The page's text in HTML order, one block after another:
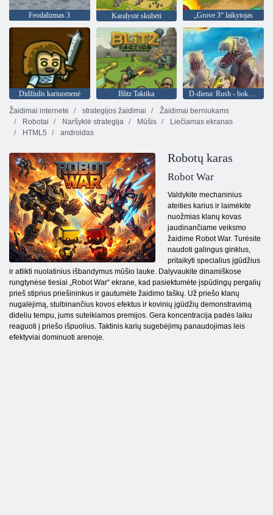
Feodalizmas 3 Karalystė skubėti „Grove 3“ laikytojas
Didžiulis kariuomenė Blitz Taktika
Žaidimai internete
strategijos žaidimai
Žaidimai berniukams
Robotai
Naršyklė strategija Mūšis
Liečiamas ekranas
HTML5
androidas
Robotų karas
Robot War
Valdykite mechaninius
ateities karius ir laimėkite
nuožmias klanų kovas
jaudinančiame veiksmo
žaidime Robot War. Turėsite
naudoti galingus ginklus,
pritaikyti specialius įgūdžius
ir atlikti nuolatinius išbandymus mūšio lauke. Dalyvaukite dinamiškose
rungtynėse tiesiai „Robot War“ ekrane, kad pasiektumėte įspūdingų pergalių
prieš stiprius priešininkus ir gautumėte žaidimo taškų. Už priešo klanų
nugalėjimą, stulbinančius kovos efektus ir kovinių įgūdžių demonstravimą
dideliu tempu, jums suteikiamos premijos. Gera koncentracija padės laiku
reaguoti į priešo išpuolius. Taktinis karių sugebėjimų panaudojimas leis
efektyviai dominuoti arenoje.